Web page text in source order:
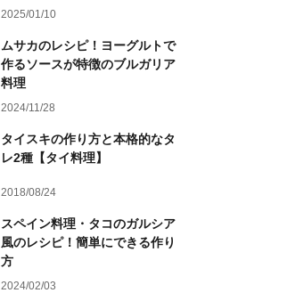
2025/01/10
ムサカのレシピ！ヨーグルトで
作るソースが特徴のブルガリア
料理
2024/11/28
タイスキの作り方と本格的なタ
レ2種【タイ料理】
2018/08/24
スペイン料理・タコのガルシア
風のレシピ！簡単にできる作り
方
2024/02/03